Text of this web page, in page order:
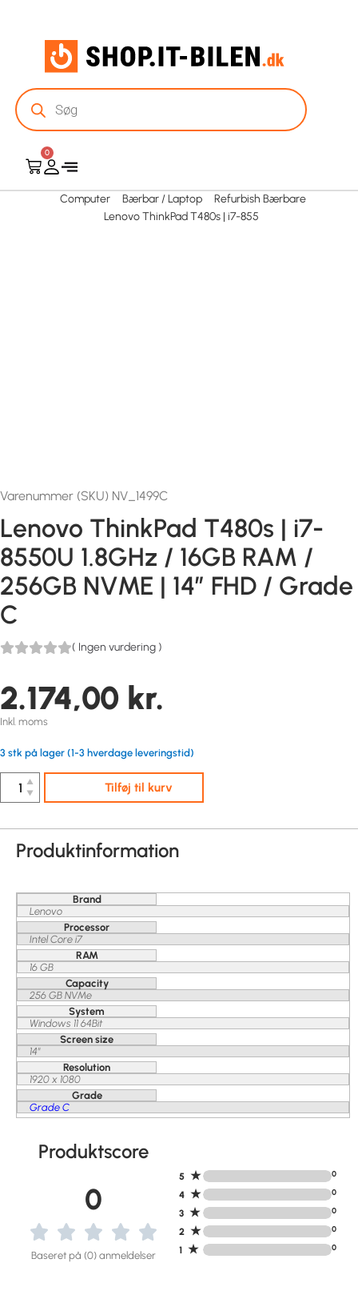
0
Computer Bærbar / Laptop
Refurbish Bærbare
Lenovo ThinkPad T480s | i7-855
Varenummer (SKU) NV_1499C
Lenovo ThinkPad T480s | i7-
8550U 1.8GHz / 16GB RAM /
256GB NVME | 14″ FHD / Grade
C
( Ingen vurdering )
2.174,00 kr.
Inkl. moms
3 stk på lager (1-3 hverdage leveringstid)
▲
▼
Tilføj til kurv
Produktinformation
Brand
Lenovo
Processor
Intel Core i7
RAM
16 GB
Capacity
256 GB NVMe
System
Windows 11 64Bit
Screen size
14"
Resolution
1920 x 1080
Grade
Grade C
Produktscore
0
Baseret på (0) anmeldelser
5 ★ 0
4 ★ 0
3 ★ 0
2 ★ 0
1 ★ 0